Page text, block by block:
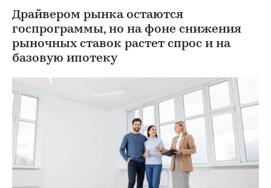
Драйвером рынка остаются
госпрограммы, но на фоне снижения
рыночных ставок растет спрос и на
базовую ипотеку